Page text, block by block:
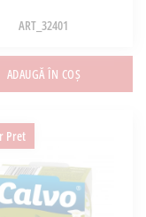
ART_32401
ADAUGĂ ÎN COȘ
Pret